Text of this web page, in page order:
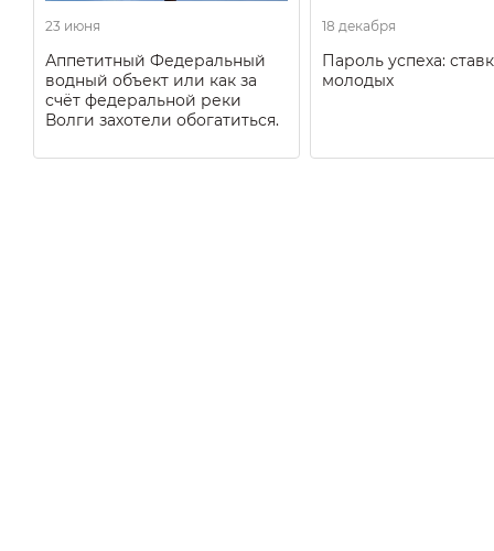
23 июня
Аппетитный Федеральный
водный объект или как за
счёт федеральной реки
Волги захотели обогатиться.
18 декабря
Пароль успеха:
молодых